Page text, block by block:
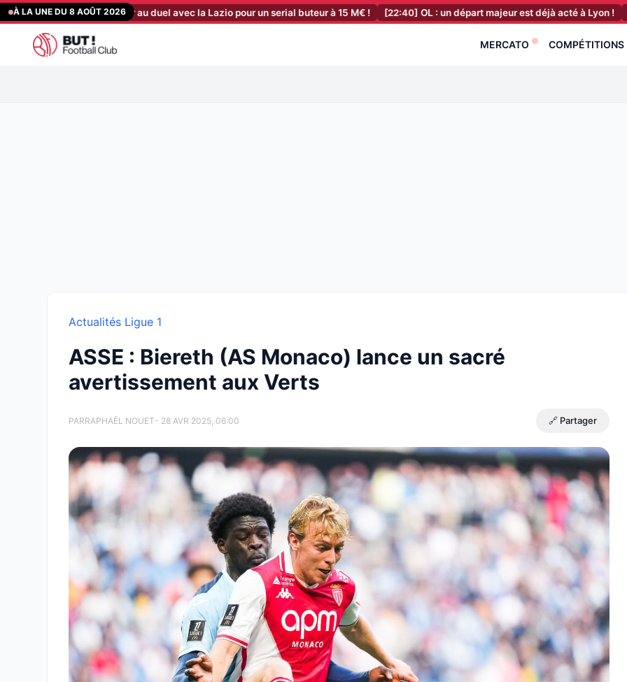
Aller
au
contenu
À LA UNE DU 8 AOÛT 2026
: les Sang et Or au duel avec la Lazio pour un serial buteur à 15 M€ ! [22:40] OL : un départ majeur est déjà acté à Lyon ! [22:20]
MERCATO COMPÉTITIONS
Actualités Ligue 1
ASSE : Biereth (AS Monaco) lance un sacré
avertissement aux Verts
PARRAPHAËL NOUET- 28 AVR 2025, 06:00 🔗 Partager